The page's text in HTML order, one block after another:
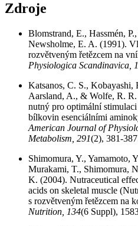
Zdroje
Blomstrand, E., Hassmén,
Newsholme, E. A. (1991).
rozvětveným řetězcem na
Physiologica Scandinavica,
Katsanos, C. S.,
Aarsland, A., & Wolfe, R.
nutný pro optimální
bílkovin esenciálními
American Journal of
Metabolism, 291(2), 381-
Shimomura, Y., Yamamoto,
Murakami, T., Shimomura,
K. (2004). Nutraceutical
acids on skeletal muscle
s rozvětveným řetězcem na
Nutrition, 134(6 Suppl),